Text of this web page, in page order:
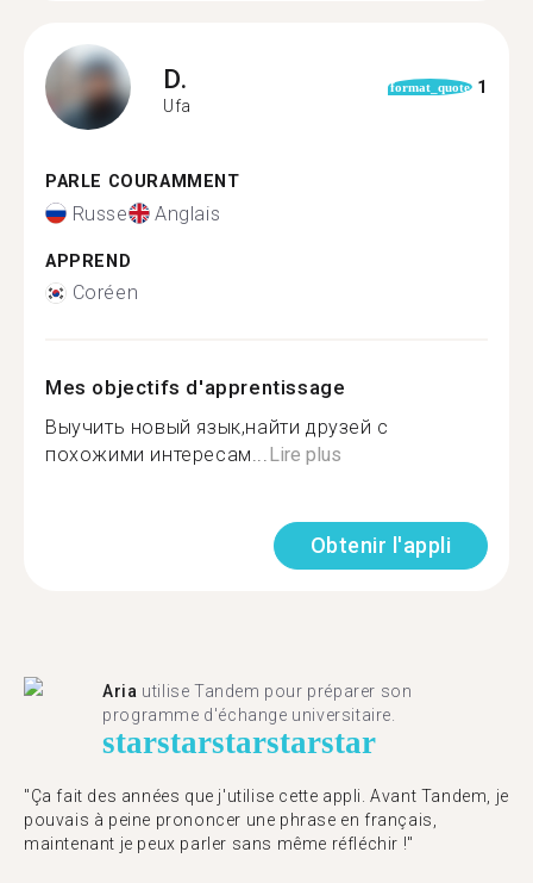
D.
Ufa
format_quote 1
PARLE COURAMMENT
Russe Anglais
APPREND
Coréen
Mes objectifs d'apprentissage
Выучить новый язык,найти друзей с
похожими интересам...Lire plus
Obtenir l'appli
Aria utilise Tandem pour préparer son
programme d'échange universitaire.
starstarstarstarstar
"Ça fait des années que j'utilise cette appli. Avant Tandem, je
pouvais à peine prononcer une phrase en français,
maintenant je peux parler sans même réfléchir !"